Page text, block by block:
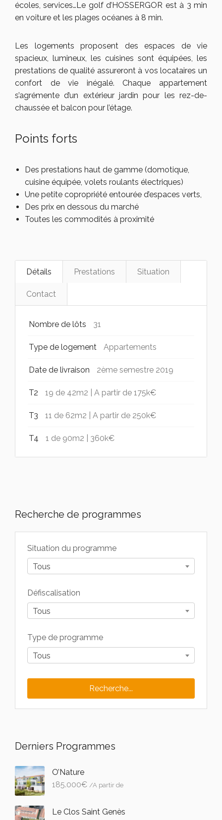
écoles, services…Le golf d’HOSSERGOR est à 3 min
en voiture et les plages océanes à 8 min.
Les logements proposent des espaces de vie
spacieux, lumineux, les cuisines sont équipées, les
prestations de qualité assureront à vos locataires un
confort de vie inégalé. Chaque appartement
s’agrémente d’un extérieur jardin pour les rez-de-
chaussée et balcon pour l’étage.
Points forts
Des prestations haut de gamme (domotique,
cuisine équipée, volets roulants électriques)
Une petite copropriété entourée d’espaces verts,
Des prix en dessous du marché
Toutes les commodités à proximité
Détails Prestations Situation
Contact
Nombre de lôts 31
Type de logement Appartements
Date de livraison 2ème semestre 2019
T2 19 de 42m2 | A partir de 175k€
T3 11 de 62m2 | A partir de 250k€
T4 1 de 90m2 | 360k€
Recherche de programmes
Situation du programme
Tous
Défiscalisation
Tous
Type de programme
Tous
Derniers Programmes
O’Nature
185.000€ /A partir de
Le Clos Saint Genès